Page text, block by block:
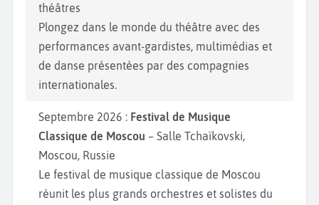
théâtres
Plongez dans le monde du théâtre avec des
performances avant-gardistes, multimédias et
de danse présentées par des compagnies
internationales.
Septembre 2026 : Festival de Musique
Classique de Moscou – Salle Tchaïkovski,
Moscou, Russie
Le festival de musique classique de Moscou
réunit les plus grands orchestres et solistes du